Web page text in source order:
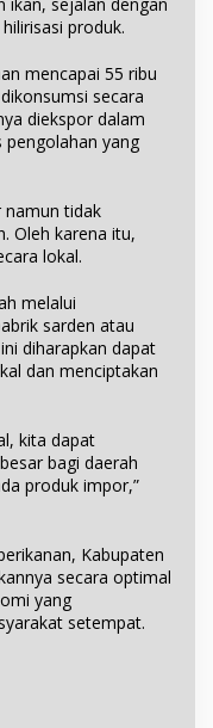
produk.
mencapai 55 ribu
secara
diekspor dalam
yang
namun tidak
Oleh karena itu,
lokal.
melalui
sarden atau
diharapkan dapat
dan menciptakan
kita dapat
bagi daerah
produk impor,”
Kabupaten
secara optimal
yang
setempat.